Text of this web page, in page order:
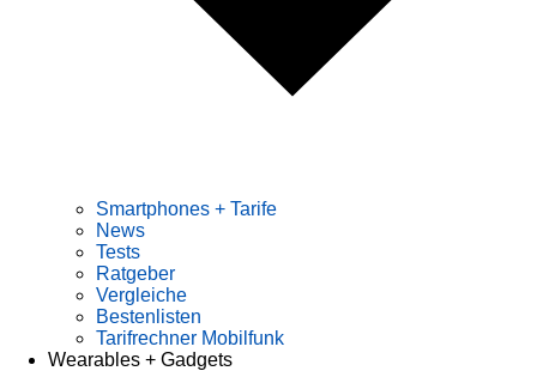
Smartphones + Tarife
News
Tests
Ratgeber
Vergleiche
Bestenlisten
Tarifrechner Mobilfunk
Wearables + Gadgets